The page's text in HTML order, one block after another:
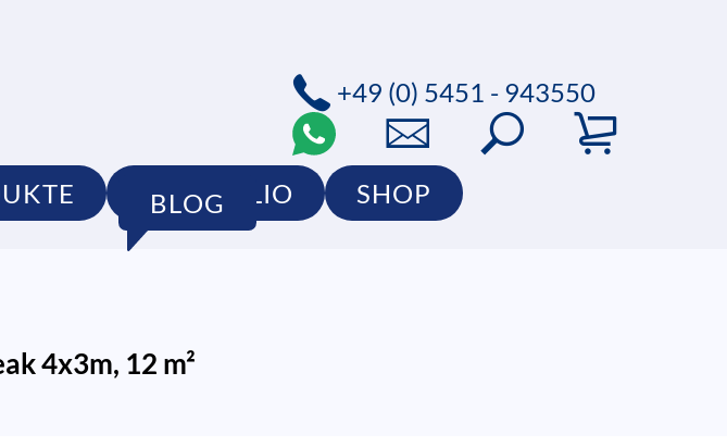
PORTFOLIO SHOP
BLOG
+49 (0) 5451 - 943550
4x3m, 12 m²